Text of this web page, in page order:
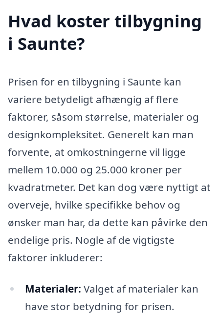
Hvad koster tilbygning
i Saunte?
Prisen for en tilbygning i Saunte kan
variere betydeligt afhængig af flere
faktorer, såsom størrelse, materialer og
designkompleksitet. Generelt kan man
forvente, at omkostningerne vil ligge
mellem 10.000 og 25.000 kroner per
kvadratmeter. Det kan dog være nyttigt at
overveje, hvilke specifikke behov og
ønsker man har, da dette kan påvirke den
endelige pris. Nogle af de vigtigste
faktorer inkluderer:
Materialer: Valget af materialer kan
have stor betydning for prisen.